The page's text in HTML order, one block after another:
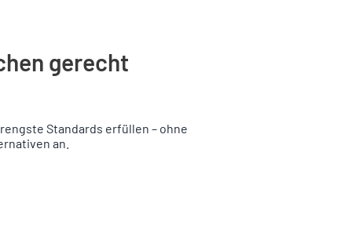
gerecht
Standards erfüllen – ohne
an.